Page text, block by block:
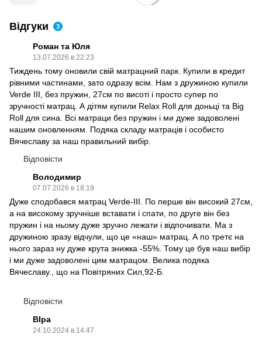
Відгуки 3
Роман та Юля
13.07.2026 в 22:23
Тиждень тому оновили свій матрацний парк. Купили в кредит
рівними частинами, зато одразу всім. Нам з дружиною купили
Verde III, без пружин, 27см по висоті і просто супер по
зручності матрац. А дітям купили Relax Roll для доньці та Big
Roll для сина. Всі матраци без пружин і ми дуже задоволені
нашим оновленням. Подяка складу матраців і особисто
Вячеславу за наш правильний вибір.
Відповісти
Володимир
07.07.2026 в 18:19
Дуже сподобався матрац Verde-III. По перше він високий 27см,
а на високому зручніше вставати і спати, по друге він без
пружин і на ньому дуже зручно лежати і відпочивати. Ма з
дружиною зразу відчули, що це «наш» матрац. А по третє на
нього зараз ну дуже крута знижка -55%. Тому це був наш вибір
і ми дуже задоволені цим матрацом. Велика подяка
Вячеславу., що на Повітряних Сил,92-Б.
Відповісти
ВІра
24.10.2024 в 14:47